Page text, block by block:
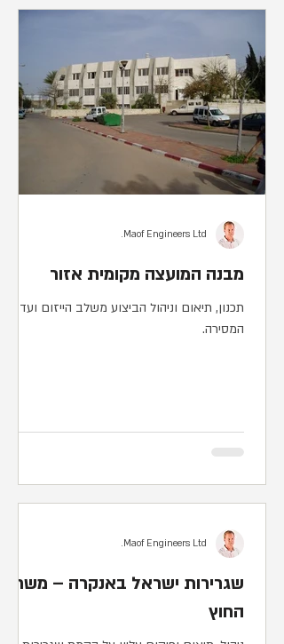
מבנה המועצה מקומית אזור
תכנון, תיאום וניהול הביצוע משלב הייזום ועד
המסירה.
Maof Engineers Ltd.
שגרירות ישראל באנקרה – משרד
החוץ
Maof Engineers Ltd.